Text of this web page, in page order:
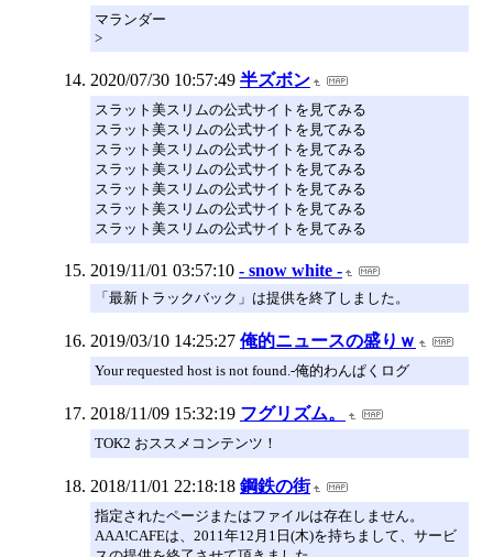
マランダー
>
2020/07/30 10:57:49 半ズボン
スラット美スリムの公式サイトを見てみる
スラット美スリムの公式サイトを見てみる
スラット美スリムの公式サイトを見てみる
スラット美スリムの公式サイトを見てみる
スラット美スリムの公式サイトを見てみる
スラット美スリムの公式サイトを見てみる
スラット美スリムの公式サイトを見てみる
2019/11/01 03:57:10 - snow white -
「最新トラックバック」は提供を終了しました。
2019/03/10 14:25:27 俺的ニュースの盛りｗ
Your requested host is not found.-俺的わんぱくログ
2018/11/09 15:32:19 フグリズム。
TOK2 おススメコンテンツ！
2018/11/01 22:18:18 鋼鉄の街
指定されたページまたはファイルは存在しません。
AAA!CAFEは、2011年12月1日(木)を持ちまして、サービ